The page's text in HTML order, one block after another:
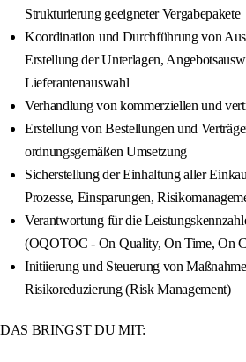
Strukturierung geeigneter Vergabepakete
Koordination und Durchführung von
Erstellung der Unterlagen,
Lieferantenauswahl
Verhandlung von kommerziellen und
Erstellung von Bestellungen und
ordnungsgemäßen Umsetzung
Sicherstellung der Einhaltung aller
Prozesse, Einsparungen,
Verantwortung für die
(OQOTOC - On Quality, On Time, On
Initiierung und Steuerung von
Risikoreduzierung (Risk Management)
DAS BRINGST DU MIT: